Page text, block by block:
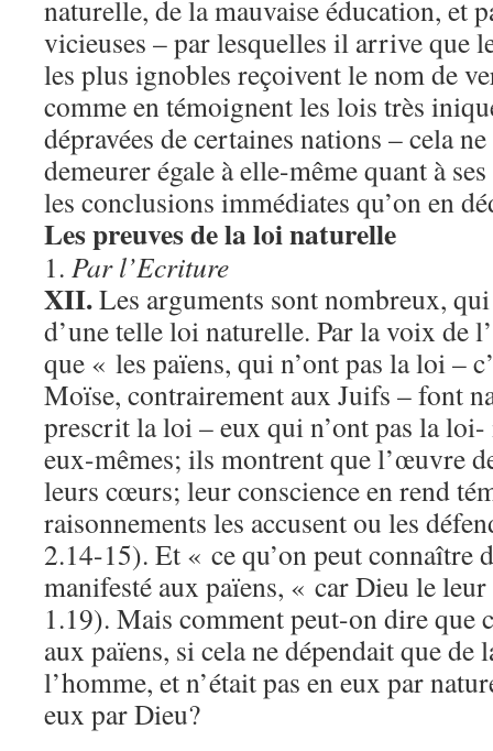
naturelle, de la mauvaise éducation, et
vicieuses – par lesquelles il arrive que
les plus ignobles reçoivent le nom de
comme en témoignent les lois très
dépravées de certaines nations – cela
demeurer égale à elle-même quant à
les conclusions immédiates qu’on en
Les preuves de la loi naturelle
1. Par l’Ecriture
XII.Les arguments sont nombreux,
d’une telle loi naturelle. Par la voix de
que « les païens, qui n’ont pas la loi –
Moïse, contrairement aux Juifs – font
prescrit la loi – eux qui n’ont pas la
eux-mêmes; ils montrent que l’œuvre
leurs cœurs; leur conscience en rend
raisonnements les accusent ou les
2.14-15). Et « ce qu’on peut connaître
manifesté aux païens, « car Dieu le
1.19). Mais comment peut-on dire que
aux païens, si cela ne dépendait que de
l’homme, et n’était pas en eux par
eux par Dieu?